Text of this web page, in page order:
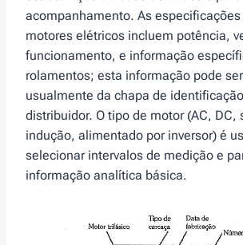
acompanhamento. As
motores elétricos incluem potência,
funcionamento, e informação
rolamentos; esta informação pode
usualmente da chapa de
distribuidor. O tipo de motor (AC, DC,
indução, alimentado por inversor) é
selecionar intervalos de medição e
informação analítica básica.